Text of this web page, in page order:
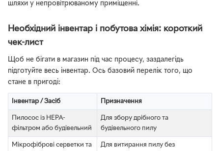
шляхи у непровітрюваному приміщенні.
Необхідний інвентар і побутова хімія: короткий
чек-лист
Щоб не бігати в магазин під час процесу, заздалегідь
підготуйте весь інвентар. Ось базовий перелік того, що
стане в пригоді:
Інвентар / Засіб Призначення
Пилосос із HEPA-
фільтром або будівельний
Для збору дрібного та
будівельного пилу
Мікрофіброві серветки та
Для витирання пилу без